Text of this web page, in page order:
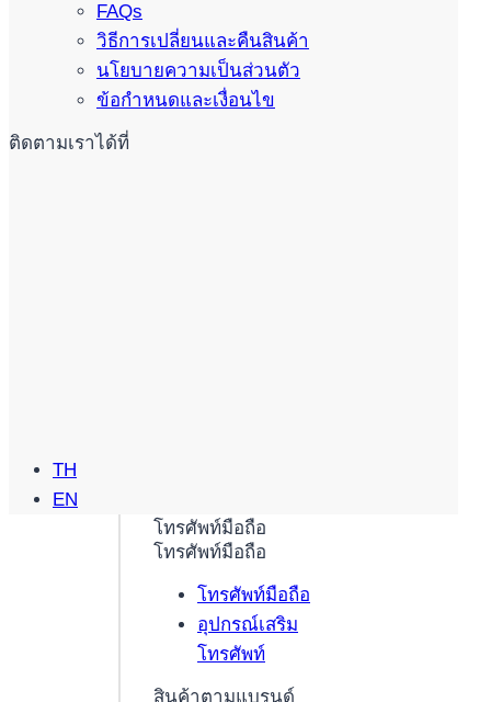
โทรศัพท์มือถือ
โทรศัพท์มือถือ
โทรศัพท์มือถือ
อุปกรณ์เสริม
โทรศัพท์
สินค้าตามแบรนด์
FAQs
วิธีการเปลี่ยนและคืนสินค้า
นโยบายความเป็นส่วนตัว
ข้อกำหนดและเงื่อนไข
ติดตามเราได้ที่
TH
EN